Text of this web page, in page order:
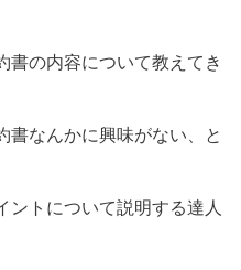
書の内容について教えてき
書なんかに興味がない、と
ントについて説明する達人